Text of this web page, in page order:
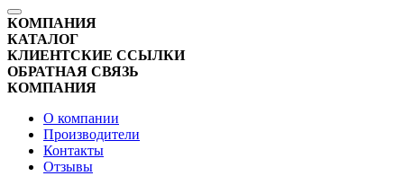
КОМПАНИЯ
КАТАЛОГ
КЛИЕНТСКИЕ ССЫЛКИ
ОБРАТНАЯ СВЯЗЬ
КОМПАНИЯ
О компании
Производители
Контакты
Отзывы